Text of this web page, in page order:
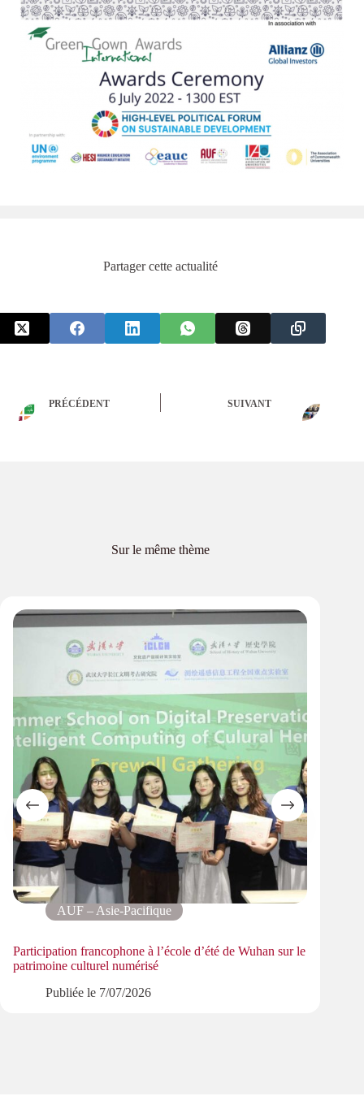
Partager cette actualité
PRÉCÉDENT SUIVANT
Sur le même thème
AUF – Asie-Pacifique
Participation francophone à l’école d’été de Wuhan sur le
patrimoine culturel numérisé
Publiée le 7/07/2026